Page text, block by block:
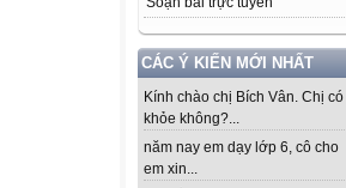
CÁC Ý KIẾN MỚI NHẤT
Kính chào chị Bích Vân. Chị có
khỏe không?...
năm nay em dạy lớp 6, cô cho
em xin...